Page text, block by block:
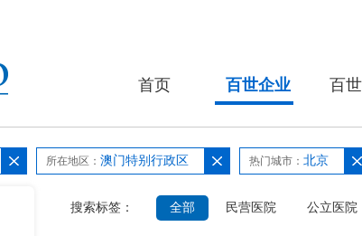
首页 百世企业 百
所在地区： 澳门特别行政区 热门城市： 北京
搜索标签： 全部 民营医院 公立医院